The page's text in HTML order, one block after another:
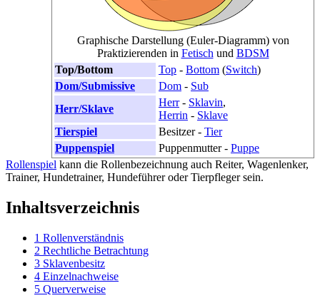
Graphische Darstellung (Euler-Diagramm) von
Praktizierenden in Fetisch und BDSM
Top/​Bottom
Top - Bottom (Switch)
Dom/Submissive
Dom - Sub
Herr/Sklave
Herr- Sklavin,
Herrin - Sklave
Tierspiel
Besitzer- Tier
Puppenspiel
Puppenmutter - Puppe
Rollenspiel kann die Rollenbezeichnung auch Reiter, Wagenlenker,
Trainer, Hundetrainer, Hundeführer oder Tierpfleger sein.
Inhaltsverzeichnis
1 Rollenverständnis
2 Rechtliche Betrachtung
3 Sklavenbesitz
4 Einzelnachweise
5 Querverweise